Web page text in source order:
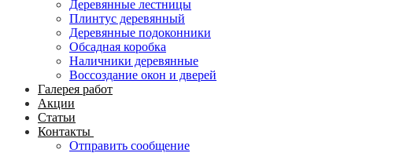
Деревянные лестницы
Плинтус деревянный
Деревянные подоконники
Обсадная коробка
Наличники деревянные
Воссоздание окон и дверей
Галерея работ
Акции
Статьи
Контакты
Отправить сообщение